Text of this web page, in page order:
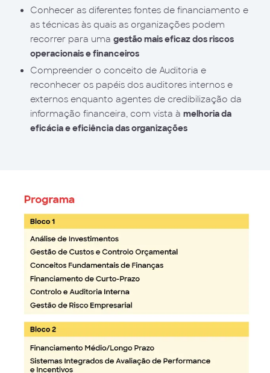
Conhecer as diferentes fontes de financiamento e
as técnicas às quais as organizações podem
recorrer para uma gestão mais eficaz dos riscos
operacionais e financeiros
Compreender o conceito de Auditoria e
reconhecer os papéis dos auditores internos e
externos enquanto agentes de credibilização da
informação financeira, com vista à melhoria da
eficácia e eficiência das organizações